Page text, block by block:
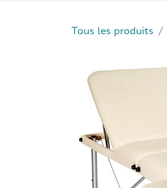
Tous les produits